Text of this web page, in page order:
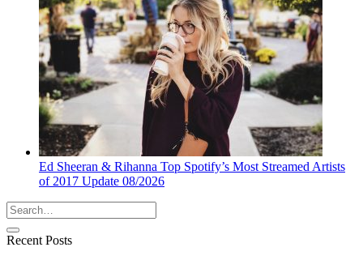
Ed Sheeran & Rihanna Top Spotify’s Most Streamed Artists
of 2017 Update 08/2026
Recent Posts